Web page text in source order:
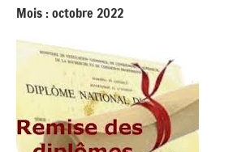
Mois :octobre 2022